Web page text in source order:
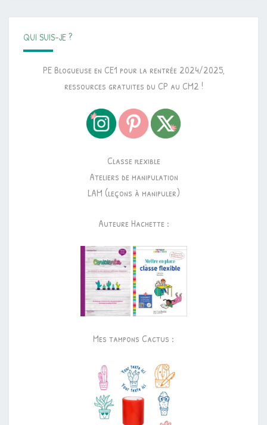
QUI SUIS-JE ?
PE Blogueuse en CE1 pour la rentrée 2024/2025,
ressources gratuites du CP au CM2 !
Classe flexible
Ateliers de manipulation
LAM (leçons à manipuler)
Auteure Hachette :
Mes tampons Cactus :